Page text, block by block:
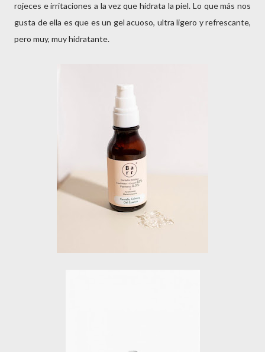
rojeces e irritaciones a la vez que hidrata la piel. Lo que más nos
gusta de ella es que es un gel acuoso, ultra ligero y refrescante,
pero muy, muy hidratante.